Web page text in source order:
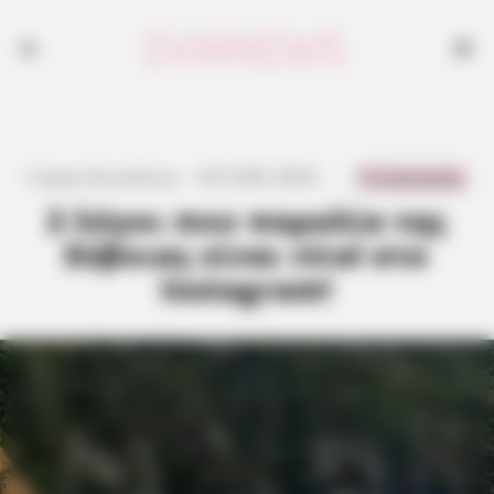
2 λόγοι που παραλία της
Εύβοιας είναι viral στο
Instagram!